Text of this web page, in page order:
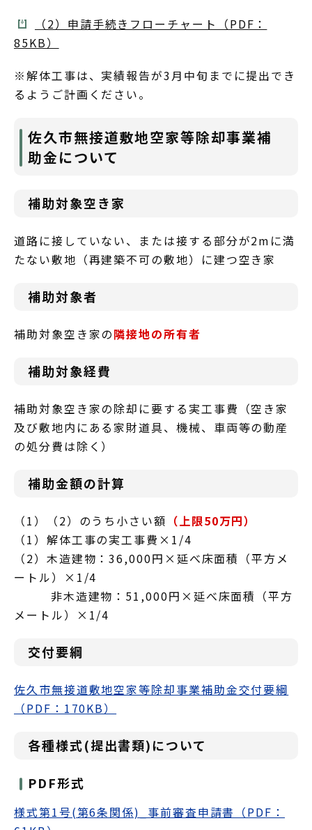
（2）申請手続きフローチャート（PDF：
85KB）
※解体工事は、実績報告が3月中旬までに提出でき
るようご計画ください。
佐久市無接道敷地空家等除却事業補
助金について
補助対象空き家
道路に接していない、または接する部分が2mに満
たない敷地（再建築不可の敷地）に建つ空き家
補助対象者
補助対象空き家の隣接地の所有者
補助対象経費
補助対象空き家の除却に要する実工事費（空き家
及び敷地内にある家財道具、機械、車両等の動産
の処分費は除く）
補助金額の計算
（1）（2）のうち小さい額 （上限50万円）
（1）解体工事の実工事費×1/4
（2）木造建物：36,000円×延べ床面積（平方メ
ートル）×1/4
非木造建物：51,000円×延べ床面積（平方
メートル）×1/4
交付要綱
佐久市無接道敷地空家等除却事業補助金交付要綱
（PDF：170KB）
各種様式(提出書類)について
PDF形式
様式第1号(第6条関係)_事前審査申請書（PDF：